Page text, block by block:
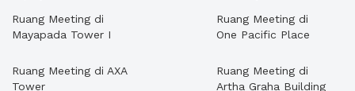
Ruang Meeting di
Mayapada Tower I
Ruang Meeting di
One Pacific Place
Ruang Meeting di AXA
Tower
Ruang Meeting di
Artha Graha Building